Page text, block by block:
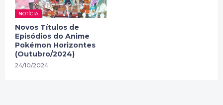
NOTÍCIA
Novos Títulos de
Episódios do Anime
Pokémon Horizontes
(Outubro/2024)
24/10/2024